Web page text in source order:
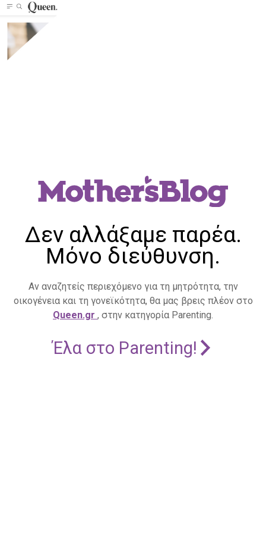
Δεν αλλάξαμε παρέα.
Μόνο διεύθυνση.
Αν αναζητείς περιεχόμενο για τη μητρότητα, την
οικογένεια και τη γονεϊκότητα, θα μας βρεις πλέον στο
Queen.gr , στην κατηγορία Parenting.
Έλα στο Parenting!